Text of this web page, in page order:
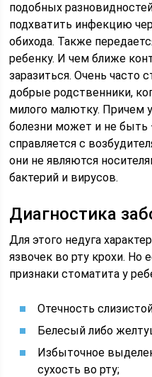
подобных
подхватить инфекцию
обихода. Также
ребенку. И чем ближе
заразиться. Очень часто
добрые родственники,
милого малютку. Причем
болезни может и не быть
справляется с
они не являются
бактерий и вирусов.
Диагностика
Для этого недуга
язвочек во рту крохи. Но
признаки стоматита у
Отечность
Белесый либо
Избыточное
сухость во рту;